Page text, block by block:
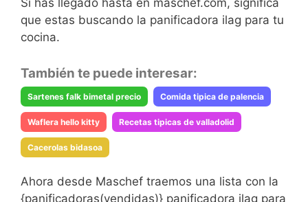
Si has llegado hasta en maschef.com, significa
que estas buscando la panificadora ilag para tu
cocina.
También te puede interesar:
Sartenes falk bimetal precio Comida tipica de palencia
Waflera hello kitty Recetas tipicas de valladolid
Cacerolas bidasoa
Ahora desde Maschef traemos una lista con la
{panificadoras(vendidas)} panificadora ilag para